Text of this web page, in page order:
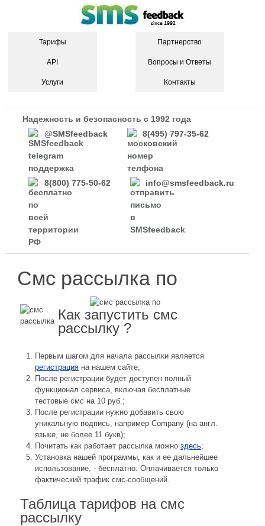
Тарифы
API
Услуги
Партнерство
Вопросы и Ответы
Контакты
Надежность и безопасность с 1992 года
@SMSfeedback
8(495) 797-35-62
8(800) 775-50-62 info@smsfeedback.ru
Смс рассылка по
Как запустить смс
рассылку ?
Первым шагом для начала рассылки является
регистрация на нашем сайте;
После регистрации будет доступен полный
функционал сервиса, включая бесплатные
тестовые смс на 10 руб.;
После регистрации нужно добавить свою
уникальную подпись, например Company (на англ.
языке, не более 11 букв);
Почитать как работает рассылка можноздесь;
Установка нашей программы, как и ее дальнейшее
использование, - бесплатно. Оплачивается только
фактический трафик смс-сообщений.
Таблица тарифов на смс
рассылку